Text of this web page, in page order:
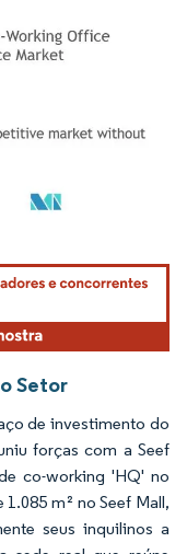
conforme CC BY 4.0.
Setor
de investimento do
forças com a Seef
co-working 'HQ' no
m² no Seef Mall,
seus inquilinos a